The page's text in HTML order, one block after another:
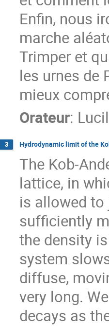
Enfin, nous
marche
Trimper et
les urnes de
mieux
Orateur:
3 Hydrodynamic limit of the
The Kob-
lattice, in
is allowed to
sufficiently
the density
system
diffuse,
very long.
decays as